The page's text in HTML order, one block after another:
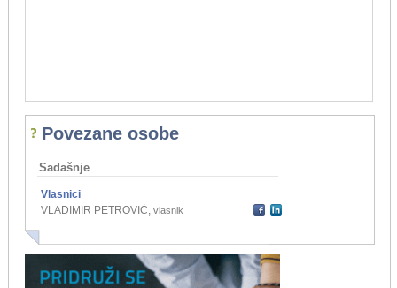
Povezane osobe
Sadašnje
Vlasnici
VLADIMIR PETROVIĆ, vlasnik